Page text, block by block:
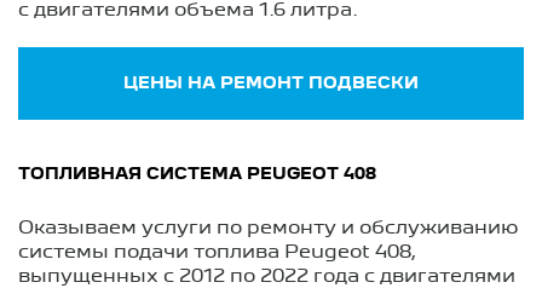
с двигателями объема 1.6 литра.
ЦЕНЫ НА РЕМОНТ ПОДВЕСКИ
ТОПЛИВНАЯ СИСТЕМА PEUGEOT 408
Оказываем услуги по ремонту и обслуживанию
системы подачи топлива Peugeot 408,
выпущенных с 2012 по 2022 года с двигателями